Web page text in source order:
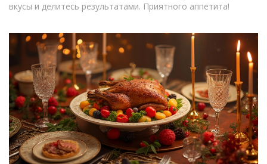
вкусы и делитесь результатами. Приятного аппетита!